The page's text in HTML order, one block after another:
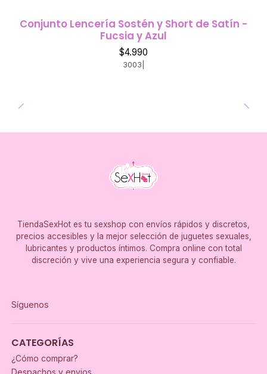
Conjunto Lencería Sostén y Short de Satín -
Fucsia y Azul
$4.990
3003
TiendaSexHot es tu sexshop con envíos rápidos y discretos,
precios accesibles y la mejor selección de juguetes sexuales,
lubricantes y productos íntimos. Compra online con total
discreción y vive una experiencia segura y confiable.
Síguenos
CATEGORÍAS
¿Cómo comprar?
Despachos y envios